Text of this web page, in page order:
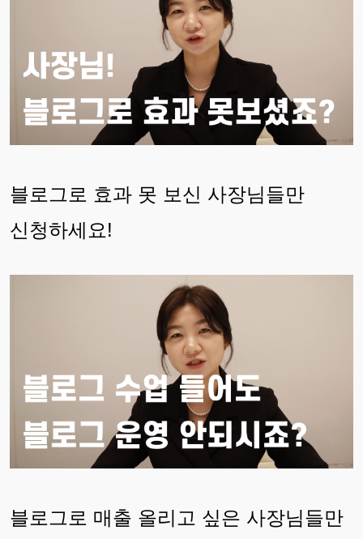
블로그로 효과 못 보신 사장님들만
신청하세요!
블로그로 매출 올리고 싶은 사장님들만